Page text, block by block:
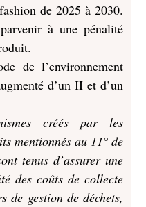
de 2025 à 2030.
à une pénalité
de l’environnement
d’un II et d’un
créés par les
mentionnés au 11° de
tenus d’assurer une
des coûts de collecte
de gestion de déchets,